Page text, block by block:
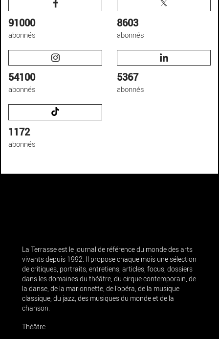
91000
abonnés
8603
abonnés
54100
abonnés
5367
abonnés
1172
abonnés
La Terrasse est le journal de référence du monde des arts
vivants depuis 1992. Il propose chaque mois une sélection
de critiques, portraits, entretiens, articles, focus, dossiers
dans les domaines du théâtre, du cirque contemporain, de
la danse, de la marionnette, de l’opéra, de la musique
classique, du jazz, des musiques du monde et de la
chanson.
Théâtre